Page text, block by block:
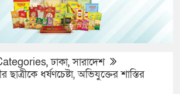
,ঢাকা,সারাদেশ
ধর্ষণচেষ্টা, অভিযুক্তের শাস্তির